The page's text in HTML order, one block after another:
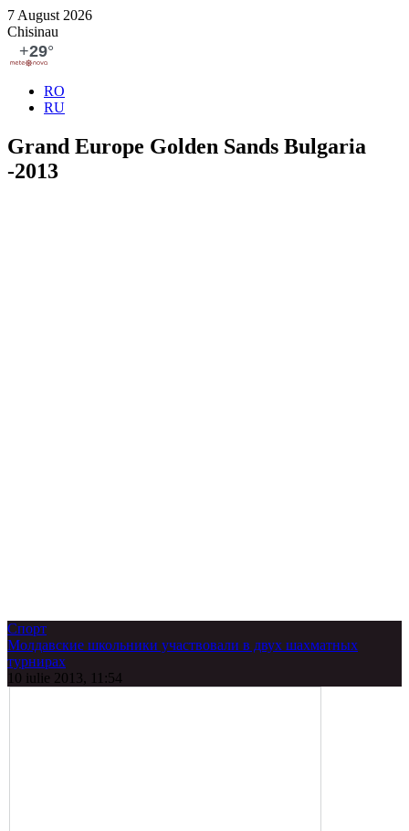
7 August 2026
Chisinau
RO
RU
Grand Europe Golden Sands Bulgaria
-2013
Спорт
Молдавские школьники участвовали в двух шахматных
турнирах
10 iulie 2013, 11:54